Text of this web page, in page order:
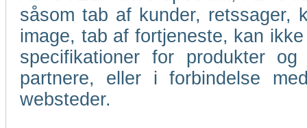
såsom tab af kunder, retssager,
image, tab af fortjeneste, kan
specifikationer for produkter
partnere, eller i forbindelse
websteder.